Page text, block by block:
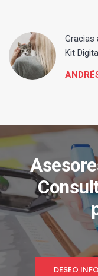
Gracias
Kit
DESEO